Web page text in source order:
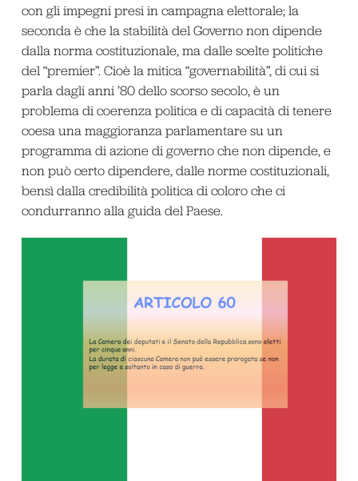
con gli impegni presi in campagna elettorale; la
seconda è che la stabilità del Governo non dipende
dalla norma costituzionale, ma dalle scelte politiche
del “premier”. Cioè la mitica “governabilità”, di cui si
parla dagli anni ’80 dello scorso secolo, è un
problema di coerenza politica e di capacità di tenere
coesa una maggioranza parlamentare su un
programma di azione di governo che non dipende, e
non può certo dipendere, dalle norme costituzionali,
bensì dalla credibilità politica di coloro che ci
condurranno alla guida del Paese.